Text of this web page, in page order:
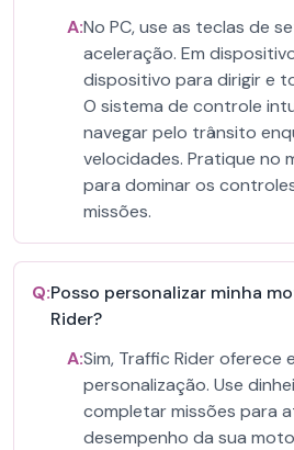
A:No PC, use as teclas de
aceleração. Em
dispositivo para dirigir e
O sistema de controle
navegar pelo trânsito
velocidades. Pratique no
para dominar os
missões.
Q:Posso personalizar minha
Rider?
A:Sim, Traffic Rider oferece
personalização. Use
completar missões para
desempenho da sua